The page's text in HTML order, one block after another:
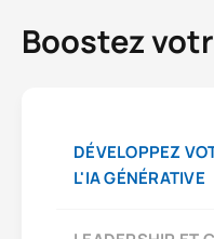
Boostez
DÉVELOPPEZ
L'IA GÉNÉRATIVE